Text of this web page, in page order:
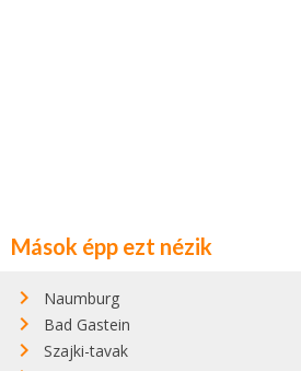
Mások épp ezt nézik
Naumburg
Bad Gastein
Szajki-tavak